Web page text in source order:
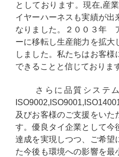
としております。現在,産
イヤーハーネスも実績が出
なりました。２００３年
ーに移転し生産能力を拡大
しました。私たちはお客
できることと信じておりま
さらに品質システ
及びお客様のご支援をいた
す。優良タイ企業として今
達成を実現しつつ、ご希望
た今後も環境への影響を最